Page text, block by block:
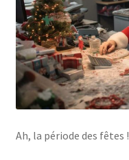
Ah, la période des fêtes !